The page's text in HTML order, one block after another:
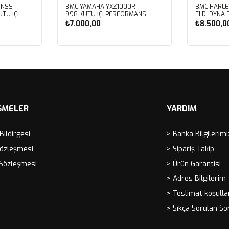
İÇİ
BMC YAMAHA YXZ1000R
998 KUTU İÇİ PERFORMANS
HAVA FİLTRESİ FM01128
₺7.000,00
BMC
FLD, DYNA
FXDBB,
FXDF,
FM01123
YARDIM
> Banka
> Sipariş Takip
> Ürün Garantisi
> Adres Bilgilerim
> Teslimat
> Sıkça Sorulan